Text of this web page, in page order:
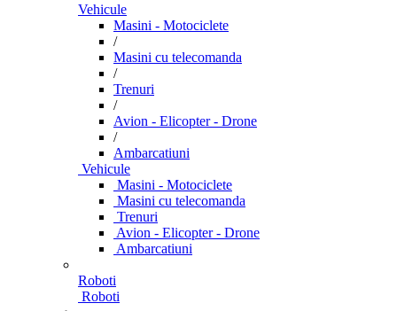
Vehicule
Masini - Motociclete
/
Masini cu telecomanda
/
Trenuri
/
Avion - Elicopter - Drone
/
Ambarcatiuni
Vehicule
Masini - Motociclete
Masini cu telecomanda
Trenuri
Avion - Elicopter - Drone
Ambarcatiuni
Roboti
Roboti